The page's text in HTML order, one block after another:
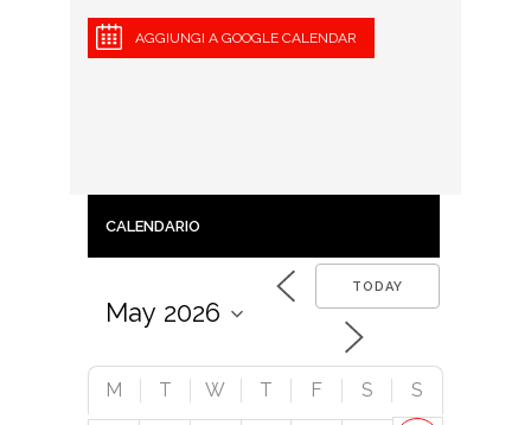
AGGIUNGI A GOOGLE CALENDAR
CALENDARIO
TODAY
M T W T F S S